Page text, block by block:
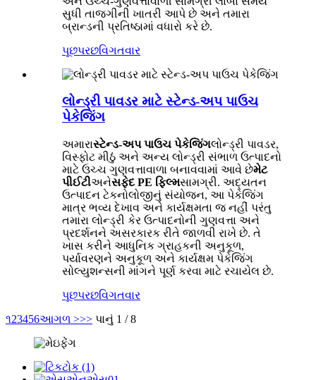
સુધી તાજગીની ખાતરી આપે છે અને તમારા
બ્રાન્ડની પ્રતિષ્ઠામાં વધારો કરે છે.
પૂછપરછવિગતવાર
લોન્ડ્રી પાવડર માટે સ્ટેન્ડ-અપ પાઉચ
પેકેજિંગ
અમારાસ્ટેન્ડ-અપ પાઉચ પેકેજિંગલોન્ડ્રી પાવડર,
વિસ્ફોટ મીઠું અને અન્ય લોન્ડ્રી સંભાળ ઉત્પાદનો
માટે ઉચ્ચ ગુણવત્તાવાળા બનાવવામાં આવે છેમેટ
પીઈટીઅનેસફેદ PE ફિલ્મસામગ્રી. અદ્યતન
ઉત્પાદન ટેકનોલોજીનું સંયોજન, આ પેકેજિંગ
માત્ર ભવ્ય દેખાવ અને કાર્યક્ષમતા જ નહીં પરંતુ
તમારા લોન્ડ્રી કેર ઉત્પાદનોની ગુણવત્તા અને
પ્રદર્શનને અસરકારક રીતે જાળવી રાખે છે. તે
ખાસ કરીને આધુનિક ગ્રાહકની અનુકૂળ,
પર્યાવરણને અનુકૂળ અને કાર્યક્ષમ પેકેજિંગ
સોલ્યુશન્સની માંગને પૂર્ણ કરવા માટે રચાયેલ છે.
પૂછપરછવિગતવાર
૧23456આગળ >>> પાનું 1 / 8